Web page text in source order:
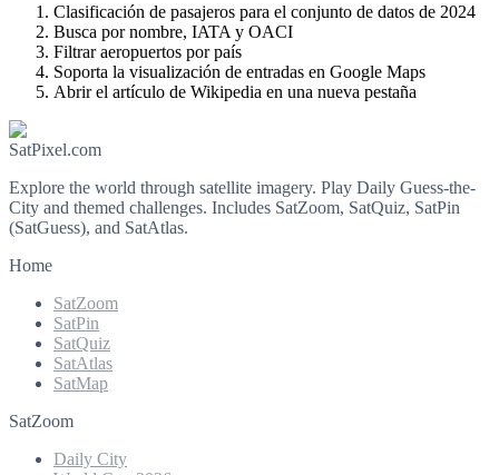
Clasificación de pasajeros para el conjunto de datos de 2024
Busca por nombre, IATA y OACI
Filtrar aeropuertos por país
Soporta la visualización de entradas en Google Maps
Abrir el artículo de Wikipedia en una nueva pestaña
SatPixel.com
Explore the world through satellite imagery. Play Daily Guess-the-
City and themed challenges. Includes SatZoom, SatQuiz, SatPin
(SatGuess), and SatAtlas.
Home
SatZoom
SatPin
SatQuiz
SatAtlas
SatMap
SatZoom
Daily City